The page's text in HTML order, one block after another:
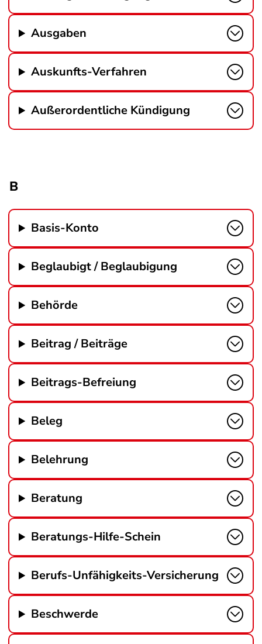
Ausgaben
Auskunfts-Verfahren
Außerordentliche Kündigung
B
Basis-Konto
Beglaubigt / Beglaubigung
Behörde
Beitrag / Beiträge
Beitrags-Befreiung
Beleg
Belehrung
Beratung
Beratungs-Hilfe-Schein
Berufs-Unfähigkeits-Versicherung
Beschwerde